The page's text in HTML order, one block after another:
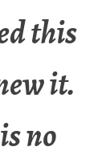
this
it.
no